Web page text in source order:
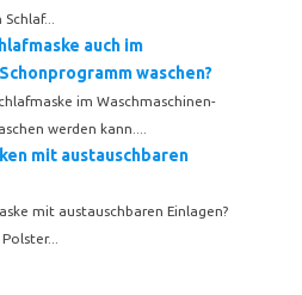
auch im
waschen?
im Waschmaschinen-
werden kann....
mit austauschbaren
mit austauschbaren Einlagen?